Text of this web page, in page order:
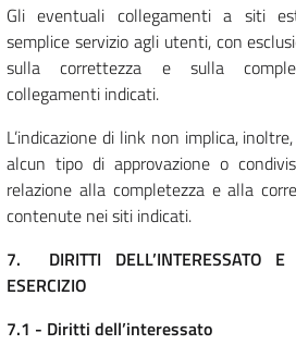
Gli eventuali collegamenti a siti
semplice servizio agli utenti, con
sulla correttezza e sulla
collegamenti indicati.
L’indicazione di link non implica,
alcun tipo di approvazione o
relazione alla completezza e alla
contenute nei siti indicati.
7. DIRITTI DELL’INTERESSATO
ESERCIZIO
7.1 - Diritti dell’interessato